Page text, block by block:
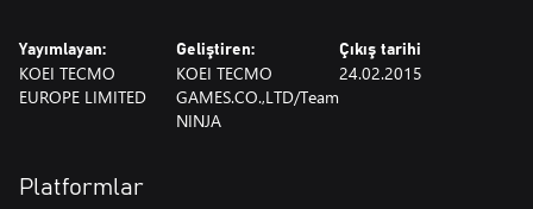
Yayımlayan:
KOEI TECMO
EUROPE LIMITED
Geliştiren:
KOEI TECMO
GAMES.CO.,LTD/Team
NINJA
Çıkış tarihi
24.02.2015
Platformlar